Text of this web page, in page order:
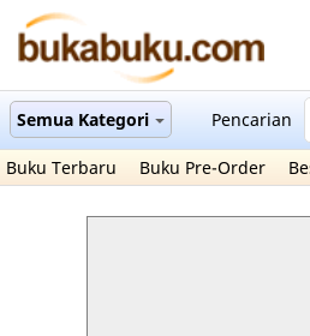
Semua Kategori Pencarian
Buku Terbaru Buku Pre-Order